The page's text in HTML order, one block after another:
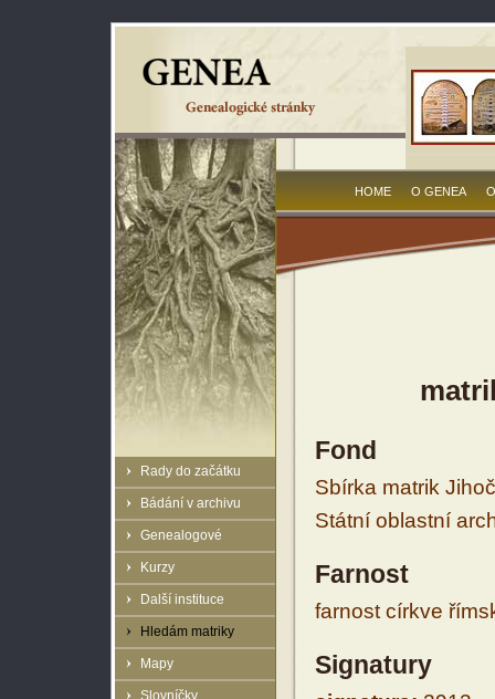
Rady do začátku
Bádání v archivu
Genealogové
Kurzy
Další instituce
Hledám matriky
Mapy
Slovníčky
HOME O GENEA
Fond
Sbírka matrik
Státní oblastní
Farnost
farnost církve
Signatury